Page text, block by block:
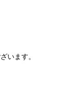
います。